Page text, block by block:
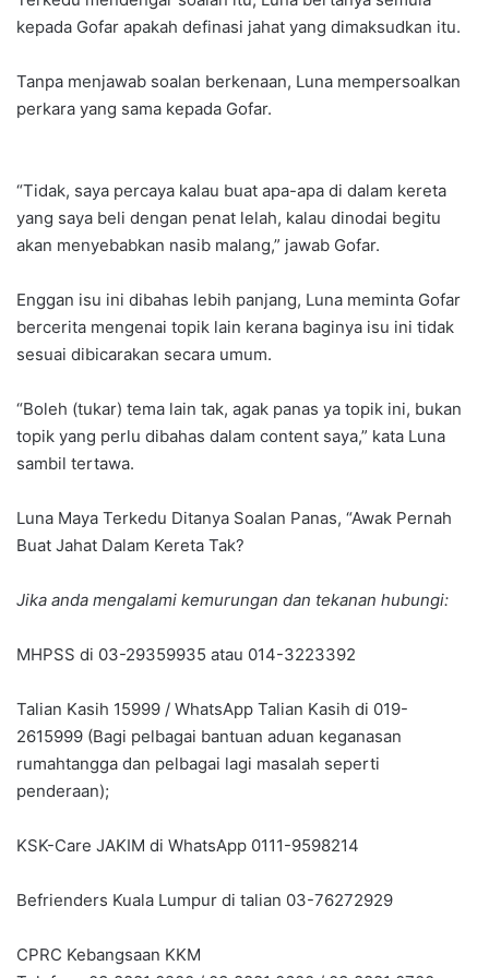
kepada Gofar apakah definasi jahat yang dimaksudkan itu.
Tanpa menjawab soalan berkenaan, Luna mempersoalkan
perkara yang sama kepada Gofar.
“Tidak, saya percaya kalau buat apa-apa di dalam kereta
yang saya beli dengan penat lelah, kalau dinodai begitu
akan menyebabkan nasib malang,” jawab Gofar.
Enggan isu ini dibahas lebih panjang, Luna meminta Gofar
bercerita mengenai topik lain kerana baginya isu ini tidak
sesuai dibicarakan secara umum.
“Boleh (tukar) tema lain tak, agak panas ya topik ini, bukan
topik yang perlu dibahas dalam content saya,” kata Luna
sambil tertawa.
Luna Maya Terkedu Ditanya Soalan Panas, “Awak Pernah
Buat Jahat Dalam Kereta Tak?
Jika anda mengalami kemurungan dan tekanan hubungi:
MHPSS di 03-29359935 atau 014-3223392
Talian Kasih 15999 / WhatsApp Talian Kasih di 019-
2615999 (Bagi pelbagai bantuan aduan keganasan
rumahtangga dan pelbagai lagi masalah seperti
penderaan);
KSK-Care JAKIM di WhatsApp 0111-9598214
Befrienders Kuala Lumpur di talian 03-76272929
CPRC Kebangsaan KKM